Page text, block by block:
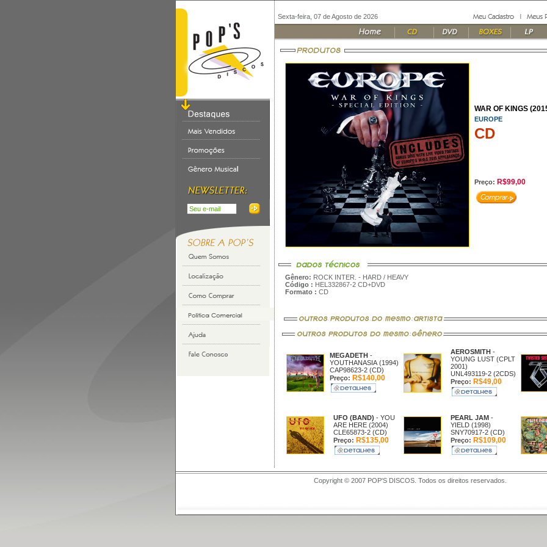
Sexta-feira, 07 de Agosto de 2026
WAR OF KINGS
EUROPE
CD
Preço: R$99,00
Gênero: ROCK INTER. - HARD / HEAVY
Código : HEL332867-2 CD+DVD
Formato : CD
MEGADETH -
YOUTHANASIA (1994)
CAP98623-2 (CD)
Preço: R$140,00
AEROSMITH -
YOUNG LUST (CPLT
2001)
UNL493119-2 (2CDS)
Preço: R$49,00
UFO (BAND) - YOU
ARE HERE (2004)
CLE65873-2 (CD)
Preço: R$135,00
PEARL JAM -
YIELD (1998)
SNY70917-2 (CD)
Preço: R$109,00
Copyright © 2007 POP'S DISCOS. Todos os direitos reservados.